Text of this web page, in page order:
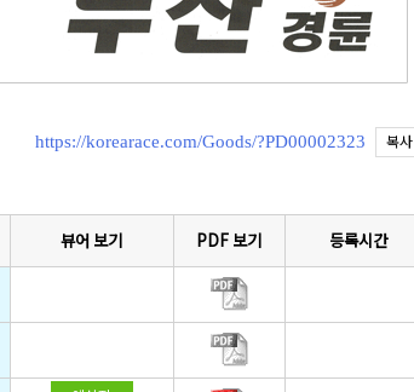
https://korearace.com/Goods/?PD00002323 복사
뷰어 보기 PDF 보기 등록시간